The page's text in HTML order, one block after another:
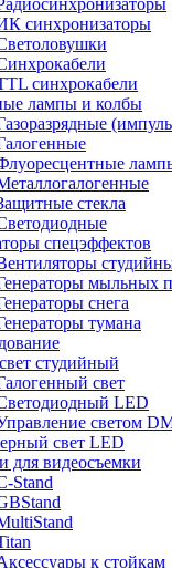
синхронизаторы
синхрокабели
лампы и колбы
стекла
спецэффектов
мыльных
снега
тумана
студийный
свет
LED
светом
свет LED
для видеосъемки
Stand
к стойкам